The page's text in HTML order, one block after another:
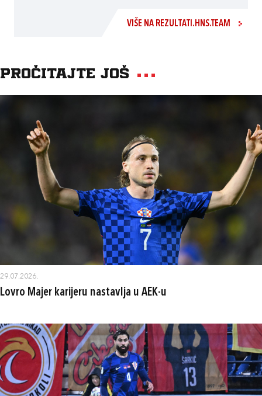
VIŠE NA REZULTATI.HNS.TEAM
Pročitajte još
29.07.2026.
Lovro Majer karijeru nastavlja u AEK-u